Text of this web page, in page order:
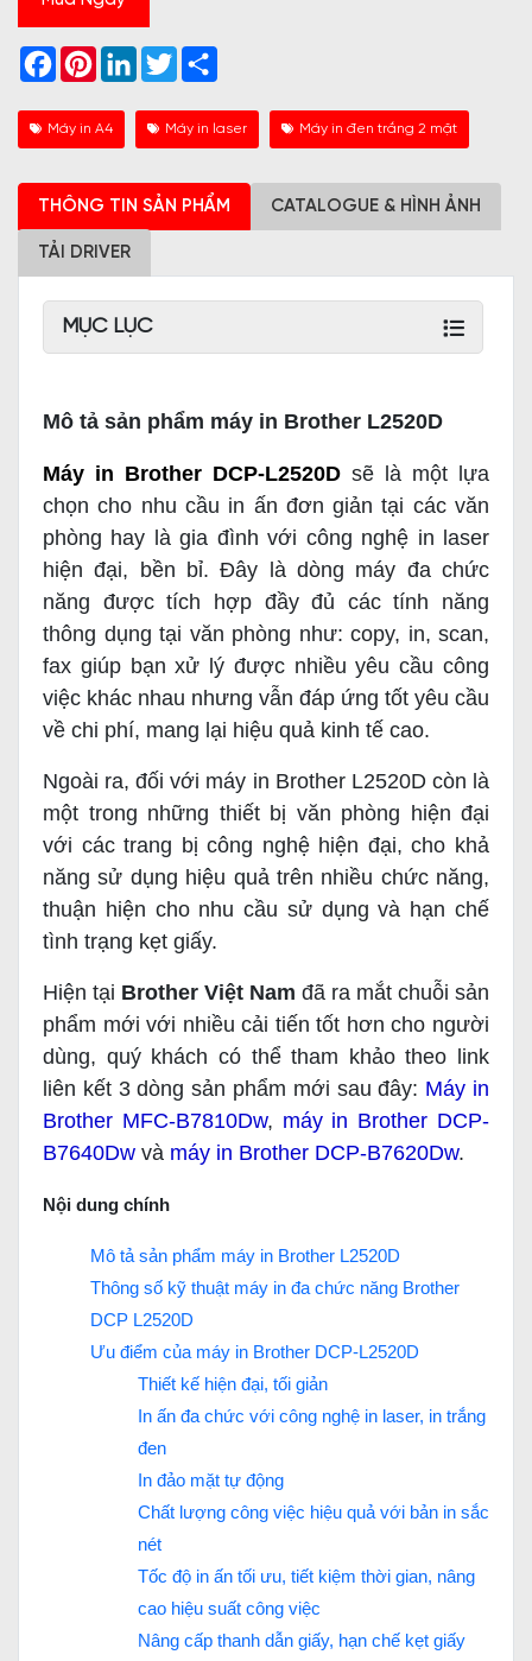
Facebook
PinterestLinkedInTwitter
Máy in A4 Máy in laser Máy in đen trắng 2 mặt
THÔNG TIN SẢN PHẨM CATALOGUE & HÌNH ẢNH
TẢI DRIVER
MỤC LỤC
Mô tả sản phẩm máy in Brother L2520D
Máy in Brother DCP-L2520D sẽ là một lựa
chọn cho nhu cầu in ấn đơn giản tại các văn
phòng hay là gia đình với công nghệ in laser
hiện đại, bền bỉ. Đây là dòng máy đa chức
năng được tích hợp đầy đủ các tính năng
thông dụng tại văn phòng như: copy, in, scan,
fax giúp bạn xử lý được nhiều yêu cầu công
việc khác nhau nhưng vẫn đáp ứng tốt yêu cầu
về chi phí, mang lại hiệu quả kinh tế cao.
Ngoài ra, đối với máy in Brother L2520D còn là
một trong những thiết bị văn phòng hiện đại
với các trang bị công nghệ hiện đại, cho khả
năng sử dụng hiệu quả trên nhiều chức năng,
thuận hiện cho nhu cầu sử dụng và hạn chế
tình trạng kẹt giấy.
Hiện tại Brother Việt Nam đã ra mắt chuỗi sản
phẩm mới với nhiều cải tiến tốt hơn cho người
dùng, quý khách có thể tham khảo theo link
liên kết 3 dòng sản phẩm mới sau đây: Máy in
Brother MFC-B7810Dw, máy in Brother DCP-
B7640Dw và máy in Brother DCP-B7620Dw.
Nội dung chính
Mô tả sản phẩm máy in Brother L2520D
Thông số kỹ thuật máy in đa chức năng Brother
DCP L2520D
Ưu điểm của máy in Brother DCP-L2520D
Thiết kế hiện đại, tối giản
In ấn đa chức với công nghệ in laser, in trắng
đen
In đảo mặt tự động
Chất lượng công việc hiệu quả với bản in sắc
nét
Tốc độ in ấn tối ưu, tiết kiệm thời gian, nâng
cao hiệu suất công việc
Nâng cấp thanh dẫn giấy, hạn chế kẹt giấy